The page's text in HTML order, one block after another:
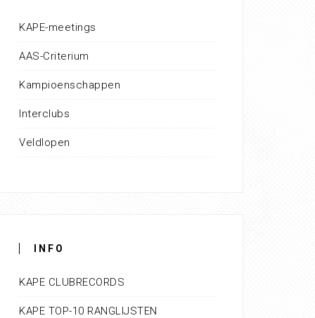
KAPE-meetings
AAS-Criterium
Kampioenschappen
Interclubs
Veldlopen
INFO
KAPE CLUBRECORDS
KAPE TOP-10 RANGLIJSTEN